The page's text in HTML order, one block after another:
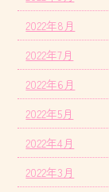
2022年8月
2022年7月
2022年6月
2022年5月
2022年4月
2022年3月